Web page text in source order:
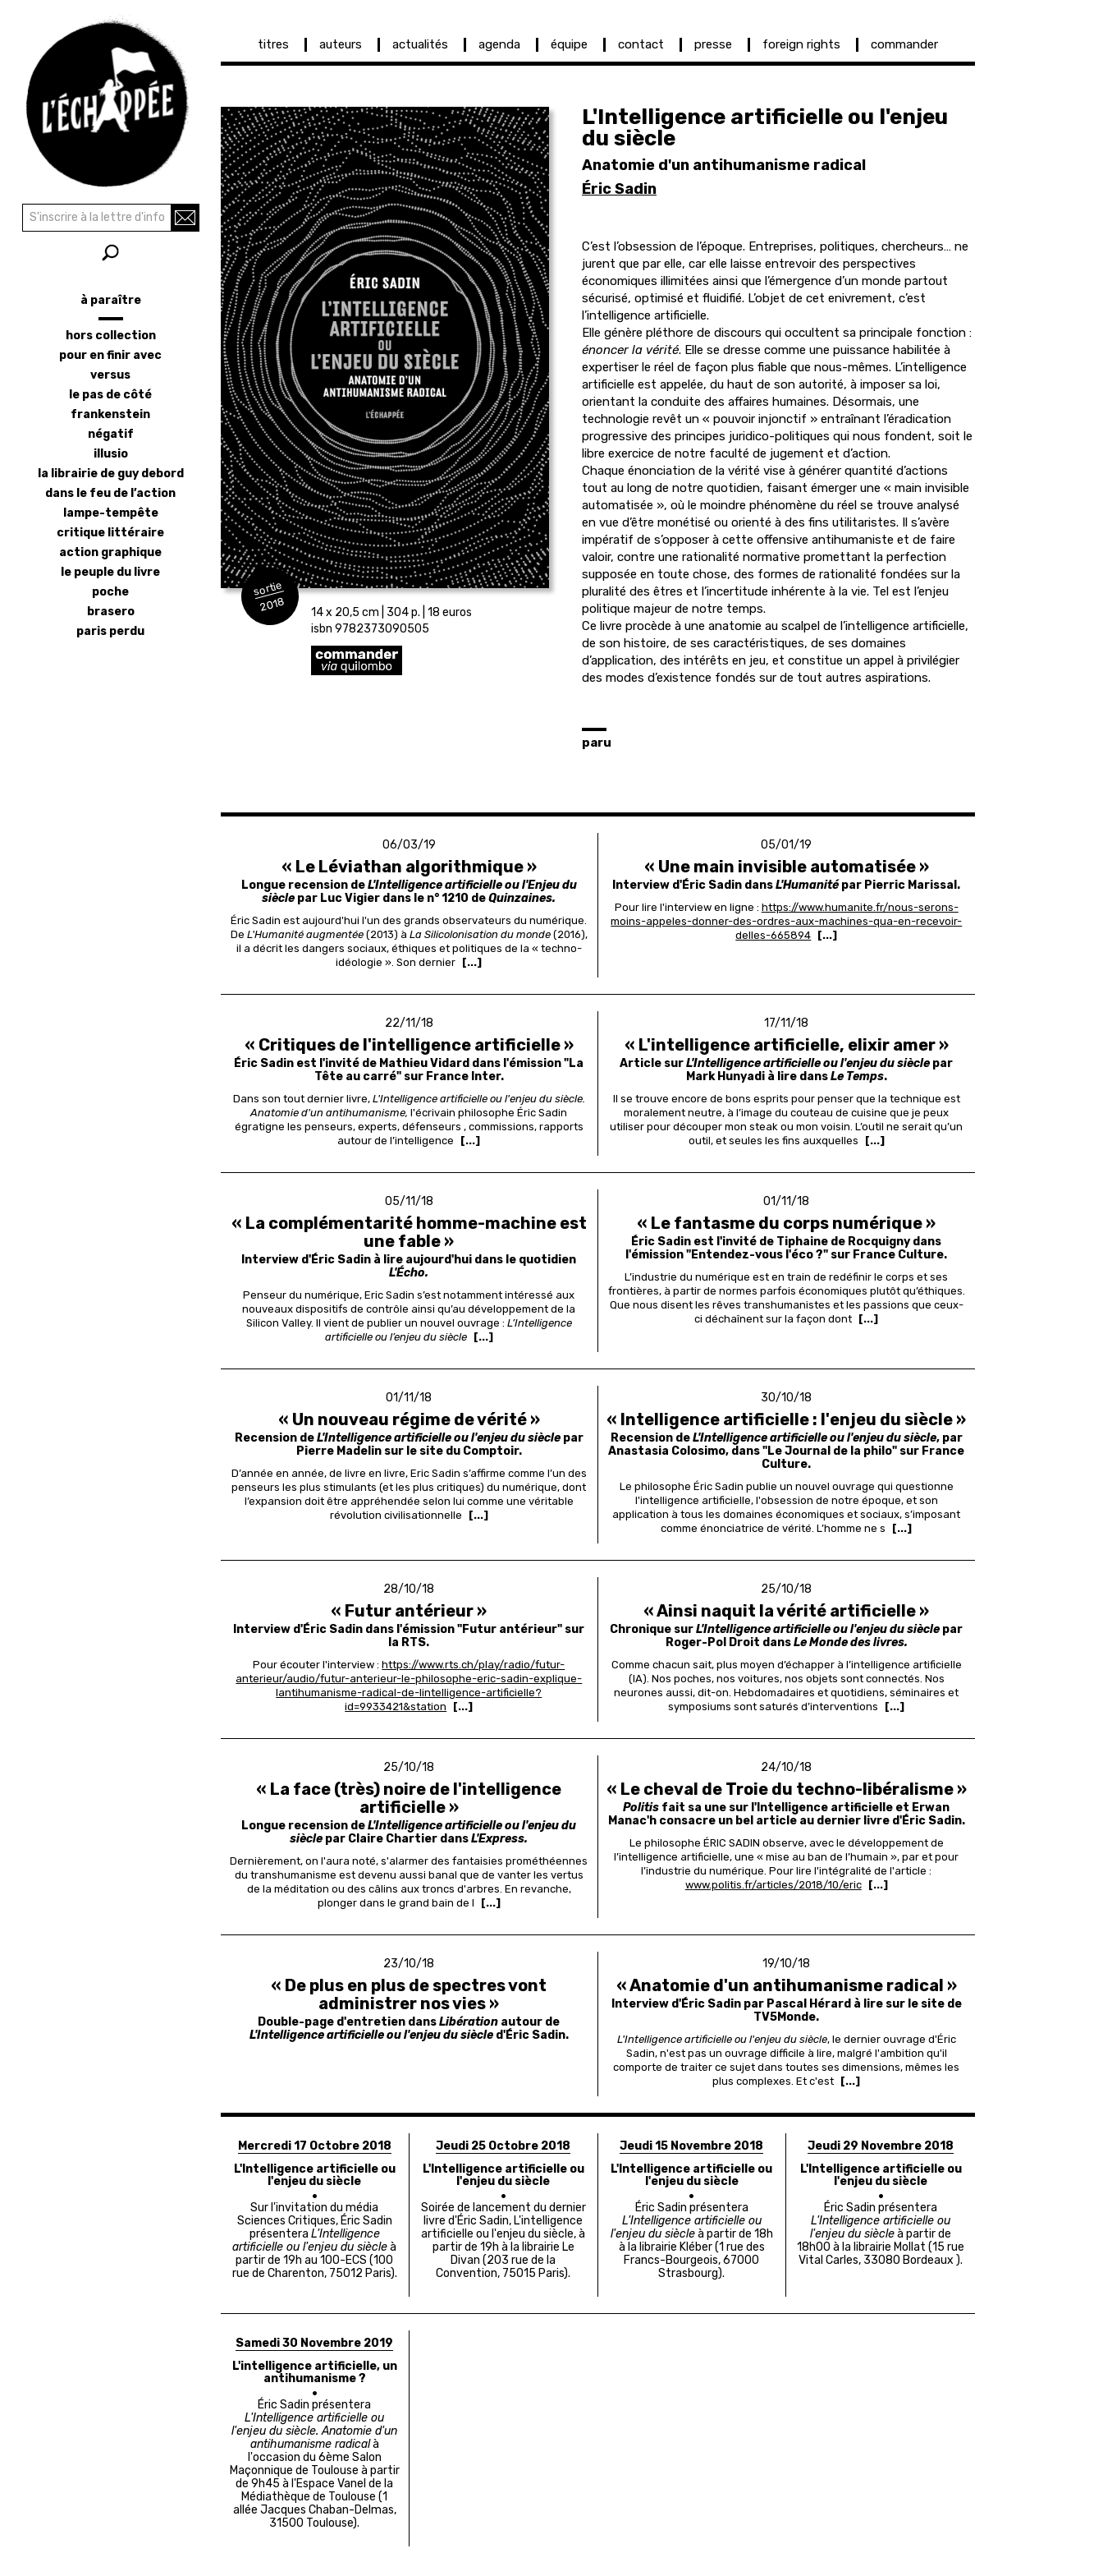
contenu
principal
principale
titres auteurs actualités agenda équipe contact presse foreign rights commander
sortie
2018
14 x 20,5 cm | 304 p. | 18 euros
isbn 9782373090505
L'Intelligence artificielle ou l'enjeu
du siècle
Anatomie d'un antihumanisme radical
Éric Sadin
C’est l’obsession de l’époque. Entreprises, politiques, chercheurs… ne
jurent que par elle, car elle laisse entrevoir des perspectives
économiques illimitées ainsi que l’émergence d’un monde partout
sécurisé, optimisé et fluidifié. L’objet de cet enivrement, c’est
l’intelligence artificielle.
Elle génère pléthore de discours qui occultent sa principale fonction :
énoncer la vérité. Elle se dresse comme une puissance habilitée à
expertiser le réel de façon plus fiable que nous-mêmes. L’intelligence
artificielle est appelée, du haut de son autorité, à imposer sa loi,
orientant la conduite des affaires humaines. Désormais, une
technologie revêt un « pouvoir injonctif » entraînant l’éradication
progressive des principes juridico-politiques qui nous fondent, soit le
libre exercice de notre faculté de jugement et d’action.
Chaque énonciation de la vérité vise à générer quantité d’actions
tout au long de notre quotidien, faisant émerger une « main invisible
automatisée », où le moindre phénomène du réel se trouve analysé
en vue d’être monétisé ou orienté à des fins utilitaristes. Il s’avère
impératif de s’opposer à cette offensive antihumaniste et de faire
valoir, contre une rationalité normative promettant la perfection
supposée en toute chose, des formes de rationalité fondées sur la
pluralité des êtres et l’incertitude inhérente à la vie. Tel est l’enjeu
politique majeur de notre temps.
Ce livre procède à une anatomie au scalpel de l’intelligence artificielle,
de son histoire, de ses caractéristiques, de ses domaines
d’application, des intérêts en jeu, et constitue un appel à privilégier
des modes d’existence fondés sur de tout autres aspirations.
paru
06/03/19
« Le Léviathan algorithmique »
Longue recension deL'Intelligence artificielle ou l'Enjeu du
siècle par Luc Vigier dans le n° 1210 deQuinzaines.
Éric Sadin est aujourd'hui l'un des grands observateurs du numérique.
De L'Humanité augmentée(2013) à La Silicolonisation du monde(2016),
il a décrit les dangers sociaux, éthiques et politiques de la « techno-
idéologie ». Son dernier
[...]
05/01/19
« Une main invisible automatisée »
Interview d'Éric Sadin dansL'Humanité par Pierric Marissal.
Pour lire l'interview en ligne : https://www.humanite.fr/nous-serons-
moins-appeles-donner-des-ordres-aux-machines-qua-en-recevoir-
delles-665894
[...]
22/11/18
« Critiques de l'intelligence artificielle »
Éric Sadin est l'invité de Mathieu Vidard dans l'émission "La
Tête au carré" sur France Inter.
Dans son tout dernier livre, L'Intelligence artificielle ou l'enjeu du siècle.
Anatomie d'un antihumanisme, l'écrivain philosophe Éric Sadin
égratigne les penseurs, experts, défenseurs , commissions, rapports
autour de l’intelligence
[...]
17/11/18
« L'intelligence artificielle, elixir amer »
Article surL'Intelligence artificielle ou l'enjeu du siècle par
Mark Hunyadi à lire dansLe Temps.
Il se trouve encore de bons esprits pour penser que la technique est
moralement neutre, à l’image du couteau de cuisine que je peux
utiliser pour découper mon steak ou mon voisin. L’outil ne serait qu’un
outil, et seules les fins auxquelles
[...]
05/11/18
« La complémentarité homme-machine est
une fable »
Interview d'Éric Sadin à lire aujourd'hui dans le quotidien
L'Écho.
Penseur du numérique, Eric Sadin s’est notamment intéressé aux
nouveaux dispositifs de contrôle ainsi qu’au développement de la
Silicon Valley. Il vient de publier un nouvel ouvrage : L’Intelligence
artificielle ou l’enjeu du siècle
[...]
01/11/18
« Le fantasme du corps numérique »
Éric Sadin est l'invité de Tiphaine de Rocquigny dans
l'émission "Entendez-vous l'éco ?" sur France Culture.
L’industrie du numérique est en train de redéfinir le corps et ses
frontières, à partir de normes parfois économiques plutôt qu’éthiques.
Que nous disent les rêves transhumanistes et les passions que ceux-
ci déchaînent sur la façon dont
[...]
01/11/18
« Un nouveau régime de vérité »
Recension deL'Intelligence artificielle ou l'enjeudu sièclepar
Pierre Madelin sur le site du Comptoir.
D’année en année, de livre en livre, Eric Sadin s’affirme comme l’un des
penseurs les plus stimulants (et les plus critiques) du numérique, dont
l’expansion doit être appréhendée selon lui comme une véritable
révolution civilisationnelle
[...]
30/10/18
« Intelligence artificielle : l'enjeu du siècle »
Recension deL'Intelligence artificielle ou l'enjeu du siècle, par
Anastasia Colosimo, dans "Le Journal de la philo" sur France
Culture.
Le philosophe Éric Sadin publie un nouvel ouvrage qui questionne
l'intelligence artificielle, l'obsession de notre époque, et son
application à tous les domaines économiques et sociaux, s’imposant
comme énonciatrice de vérité. L’homme ne s
[...]
28/10/18
« Futur antérieur »
Interview d'Éric Sadin dans l'émission "Futur antérieur" sur
la RTS.
Pour écouter l'interview :https://www.rts.ch/play/radio/futur-
anterieur/audio/futur-anterieur-le-philosophe-eric-sadin-explique-
lantihumanisme-radical-de-lintelligence-artificielle?
id=9933421&station
[...]
25/10/18
« Ainsi naquit la vérité artificielle »
Chronique surL'Intelligence artificielle ou l'enjeu du siècle par
Roger-Pol Droit dansLe Monde des livres.
Comme chacun sait, plus moyen d’échapper à l’intelligence artificielle
(IA). Nos poches, nos voitures, nos objets sont connectés. Nos
neurones aussi, dit-on. Hebdomadaires et quotidiens, séminaires et
symposiums sont saturés d’interventions
[...]
25/10/18
« La face (très) noire de l'intelligence
artificielle »
Longue recension deL'Intelligence artificielle ou l'enjeu du
siècle par Claire Chartier dansL'Express.
Dernièrement, on l'aura noté, s'alarmer des fantaisies prométhéennes
du transhumanisme est devenu aussi banal que de vanter les vertus
de la méditation ou des câlins aux troncs d'arbres. En revanche,
plonger dans le grand bain de l
[...]
24/10/18
« Le cheval de Troie du techno-libéralisme »
Politis fait sa une sur l'Intelligence artificielle et Erwan
Manac'h consacre un bel article au dernier livre d'Éric Sadin.
Le philosophe ÉRIC SADIN observe, avec le développement de
l’intelligence artificielle, une « mise au ban de l’humain », par et pour
l’industrie du numérique. Pour lire l'intégralité de l'article :
www.politis.fr/articles/2018/10/eric
[...]
23/10/18
« De plus en plus de spectres vont
administrer nos vies »
Double-page d'entretien dansLibération autour de
L'Intelligence artificielle ou l'enjeu du siècled'Éric Sadin.
19/10/18
« Anatomie d'un antihumanisme radical »
Interview d'Éric Sadin par Pascal Hérard à lire sur le site de
TV5Monde.
L'Intelligence artificielle ou l'enjeu du siècle, le dernier ouvrage d'Éric
Sadin, n'est pas un ouvrage difficile à lire, malgré l'ambition qu'il
comporte de traiter ce sujet dans toutes ses dimensions, mêmes les
plus complexes. Et c'est
[...]
Mercredi 17 Octobre 2018
L'Intelligence artificielle ou
l'enjeu du siècle
Sur l'invitation du média
Sciences Critiques, Éric Sadin
présentera L'Intelligence
artificielle ou l'enjeu du siècleà
partir de 19h au 100-ECS (100
rue de Charenton, 75012 Paris).
Jeudi 25 Octobre 2018
L'Intelligence artificielle ou
l'enjeu du siècle
Soirée de lancement du dernier
livre d'Éric Sadin, L'intelligence
artificielle ou l'enjeu du siècle, à
partir de 19h à la librairie Le
Divan (203 rue de la
Convention, 75015 Paris).
Jeudi 15 Novembre 2018
L'Intelligence artificielle ou
l'enjeu du siècle
Éric Sadin présentera
L'Intelligence artificielle ou
l'enjeu du siècleà partir de 18h
à la librairie Kléber (1 rue des
Francs-Bourgeois, 67000
Strasbourg).
Jeudi 29 Novembre 2018
L'Intelligence artificielle ou
l'enjeu du siècle
Éric Sadin présentera
L'Intelligence artificielle ou
l'enjeu du siècleà partir de
18h00 à la librairie Mollat (15 rue
Vital Carles, 33080 Bordeaux ).
Samedi 30 Novembre 2019
L'intelligence artificielle, un
antihumanisme ?
Éric Sadin présentera
L'Intelligence artificielle ou
l'enjeu du siècle. Anatomie d'un
antihumanisme radicalà
l'occasion du 6ème Salon
Maçonnique de Toulouse à partir
de 9h45 à l'Espace Vanel de la
Médiathèque de Toulouse (1
allée Jacques Chaban-Delmas,
31500 Toulouse).
Rechercher
latéral
à paraître
hors collection
pour en finir avec
versus
le pas de côté
frankenstein
négatif
illusio
la librairie de guy debord
dans le feu de l’action
lampe-tempête
critique littéraire
action graphique
le peuple du livre
poche
brasero
paris perdu